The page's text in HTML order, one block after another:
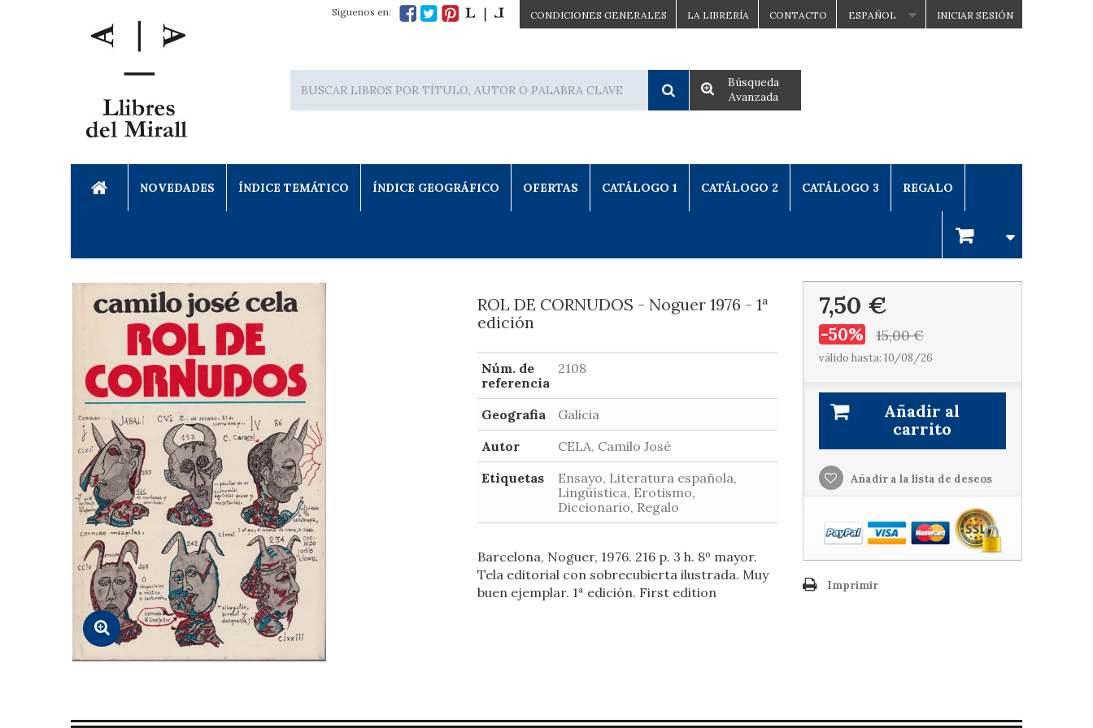
INICIAR SESIÓN
ESPAÑOL
CONTACTO
LA LIBRERÍA
CONDICIONES GENERALES
Síguenos en:
Búsqueda
Avanzada
NOVEDADES ÍNDICE TEMÁTICO ÍNDICE GEOGRÁFICO OFERTAS CATÁLOGO 1 CATÁLOGO 2 CATÁLOGO 3 REGALO
ROL DE CORNUDOS - Noguer 1976 - 1ª
edición
Núm. de
referencia
2108
Geografia
Galicia
Autor
CELA, Camilo José
Etiquetas
Ensayo, Literatura española,
Lingüística, Erotismo,
Diccionario, Regalo
Barcelona, Noguer, 1976. 216 p. 3 h. 8º mayor.
Tela editorial con sobrecubierta ilustrada. Muy
buen ejemplar. 1ª edición. First edition
7,50 €
-50% 15,00 €
válido hasta: 10/08/26
Añadir al
carrito
Añadir a la lista de deseos
Imprimir